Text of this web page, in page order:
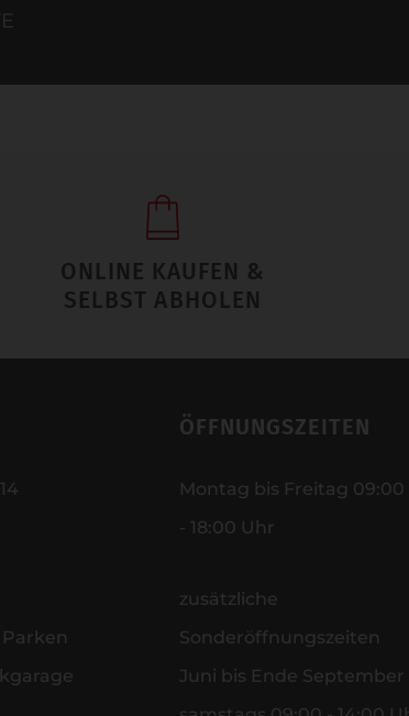
ONLINE KAUFEN &
SELBST ABHOLEN
ÖFFNUNGSZEITEN
Montag bis Freitag 09:00
- 18:00 Uhr
zusätzliche
Sonderöffnungszeiten
Juni bis Ende September